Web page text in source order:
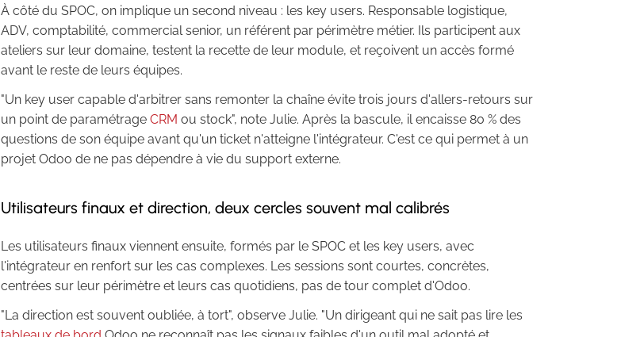
À côté du SPOC, on implique un second niveau : les key users. Responsable logistique,
ADV, comptabilité, commercial senior, un référent par périmètre métier. Ils participent aux
ateliers sur leur domaine, testent la recette de leur module, et reçoivent un accès formé
avant le reste de leurs équipes.
"Un key user capable d'arbitrer sans remonter la chaîne évite trois jours d'allers-retours sur
un point de paramétrage CRM ou stock", note Julie. Après la bascule, il encaisse 80 % des
questions de son équipe avant qu'un ticket n'atteigne l'intégrateur. C'est ce qui permet à un
projet Odoo de ne pas dépendre à vie du support externe.
Utilisateurs finaux et direction, deux cercles souvent mal calibrés
Les utilisateurs finaux viennent ensuite, formés par le SPOC et les key users, avec
l'intégrateur en renfort sur les cas complexes. Les sessions sont courtes, concrètes,
centrées sur leur périmètre et leurs cas quotidiens, pas de tour complet d'Odoo.
"La direction est souvent oubliée, à tort", observe Julie. "Un dirigeant qui ne sait pas lire les